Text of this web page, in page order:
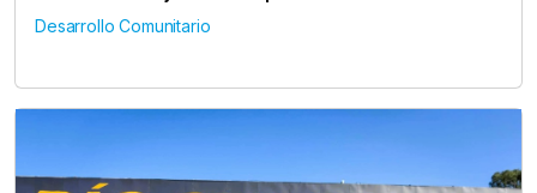
Desarrollo Comunitario